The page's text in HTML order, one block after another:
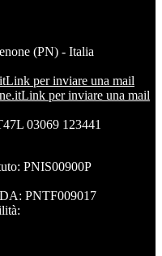
(PN) - Italia
Link per inviare una mail
Link per inviare una mail
03069 123441
PNIS00900P
PNTF009017